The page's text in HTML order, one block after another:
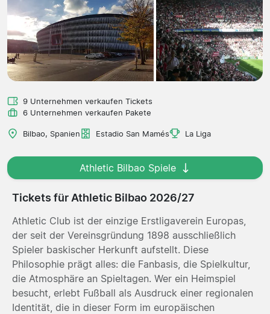
9 Unternehmen verkaufen Tickets
6 Unternehmen verkaufen Pakete
Bilbao, Spanien Estadio San Mamés La Liga
Athletic Bilbao Spiele
Tickets für Athletic Bilbao 2026/27
Athletic Club ist der einzige Erstligaverein Europas,
der seit der Vereinsgründung 1898 ausschließlich
Spieler baskischer Herkunft aufstellt. Diese
Philosophie prägt alles: die Fanbasis, die Spielkultur,
die Atmosphäre an Spieltagen. Wer ein Heimspiel
besucht, erlebt Fußball als Ausdruck einer regionalen
Identität, die in dieser Form im europäischen